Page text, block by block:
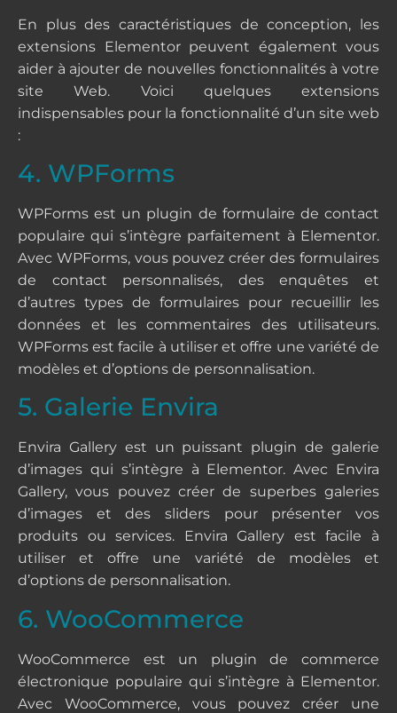
En plus des caractéristiques de conception, les
extensions Elementor peuvent également vous
aider à ajouter de nouvelles fonctionnalités à votre
site Web. Voici quelques extensions
indispensables pour la fonctionnalité d’un site web
:
4. WPForms
WPForms est un plugin de formulaire de contact
populaire qui s’intègre parfaitement à Elementor.
Avec WPForms, vous pouvez créer des formulaires
de contact personnalisés, des enquêtes et
d’autres types de formulaires pour recueillir les
données et les commentaires des utilisateurs.
WPForms est facile à utiliser et offre une variété de
modèles et d’options de personnalisation.
5. Galerie Envira
Envira Gallery est un puissant plugin de galerie
d’images qui s’intègre à Elementor. Avec Envira
Gallery, vous pouvez créer de superbes galeries
d’images et des sliders pour présenter vos
produits ou services. Envira Gallery est facile à
utiliser et offre une variété de modèles et
d’options de personnalisation.
6. WooCommerce
WooCommerce est un plugin de commerce
électronique populaire qui s’intègre à Elementor.
Avec WooCommerce, vous pouvez créer une